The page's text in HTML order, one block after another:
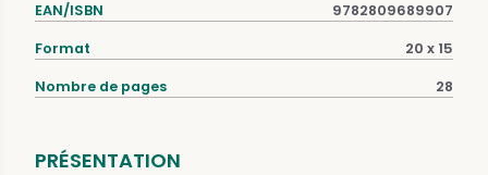
EAN/ISBN 9782809689907
Format 20 x 15
Nombre de pages 28
PRÉSENTATION